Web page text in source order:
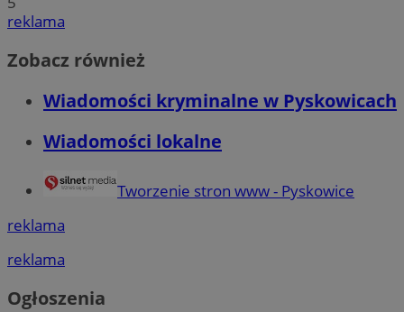
reklama
Zobacz również
Wiadomości kryminalne w Pyskowicach
Wiadomości lokalne
Tworzenie stron www - Pyskowice
reklama
reklama
Ogłoszenia